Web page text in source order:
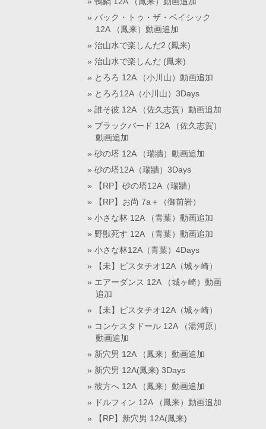
バック・トゥ・ザ・ベイシック
12A （鳳来）動画追加
治山水で楽しんだ2 (鳳来)
治山水で楽しんだ (鳳来)
とろろ 12A （小川山）動画追加
とろろ12A（小川山）3Days
誰そ彼 12A （佐久志賀）動画追加
ブラックバード 12A （佐久志賀）
動画追加
砂の塔 12A （瑞牆）動画追加
砂の塔12A（瑞牆）3Days
【RP】砂の塔12A（瑞牆）
【RP】お尚 7a＋（御前岩）
小さな林 12A （青葉）動画追加
野獣死す 12A （青葉）動画追加
小さな林12A（青葉）4Days
【未】ピスタチオ12A（城ヶ崎）
エアーダンス 12A （城ヶ崎）動画
追加
【未】ピスタチオ12A（城ヶ崎）
コンケスタドール 12A （湯河原）
動画追加
新穴男 12A （鳳来）動画追加
新穴男 12A(鳳来) 3Days
彼方へ 12A （鳳来）動画追加
ドルフィン 12A （鳳来）動画追加
【RP】新穴男 12A(鳳来)